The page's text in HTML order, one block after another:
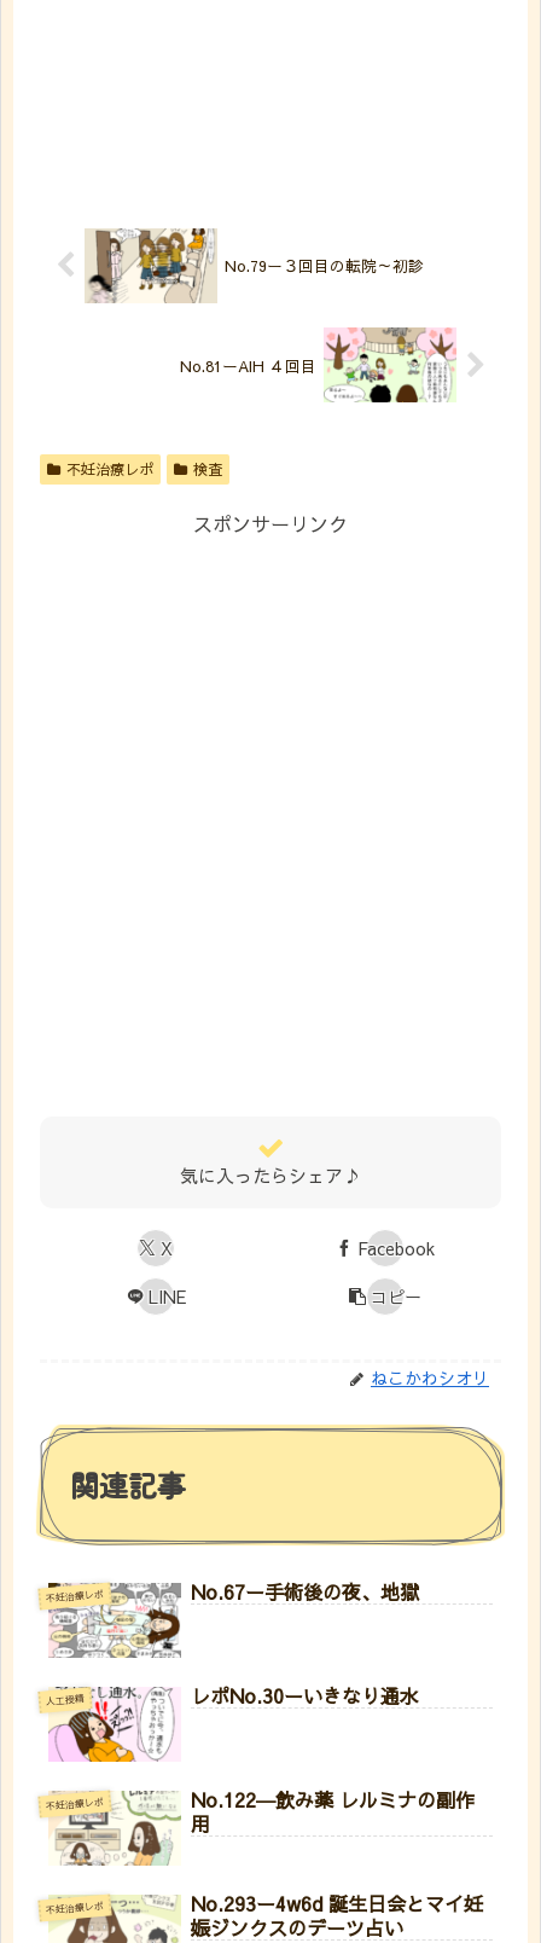
No.79ー３回目の転院～初診
No.81ーAIH ４回目
不妊治療レポ 検査
スポンサーリンク
気に入ったらシェア♪
X
Facebook
LINE
コピー
ねこかわシオリ
関連記事
不妊治療レポ No.67ー手術後の夜、地獄
人工授精 レポNo.30ーいきなり通水
不妊治療レポ
No.122―飲み薬 レルミナの副作
用
不妊治療レポ
No.293ー4w6d 誕生日会とマイ妊
娠ジンクスのデーツ占い